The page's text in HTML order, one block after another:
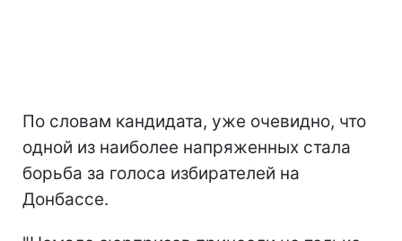
По словам кандидата, уже очевидно, что
одной из наиболее напряженных стала
борьба за голоса избирателей на
Донбассе.